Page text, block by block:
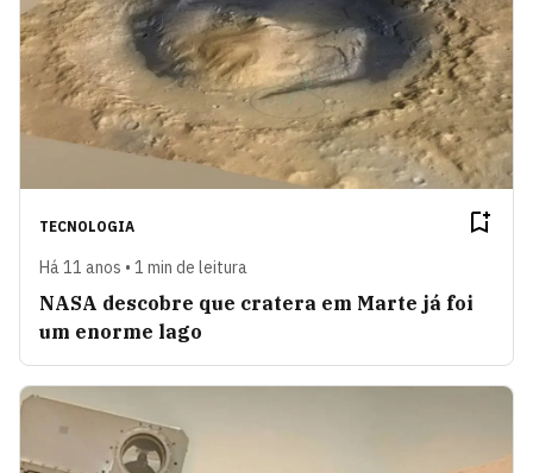
TECNOLOGIA
Há 11 anos • 1 min de leitura
NASA descobre que cratera em Marte já foi
um enorme lago